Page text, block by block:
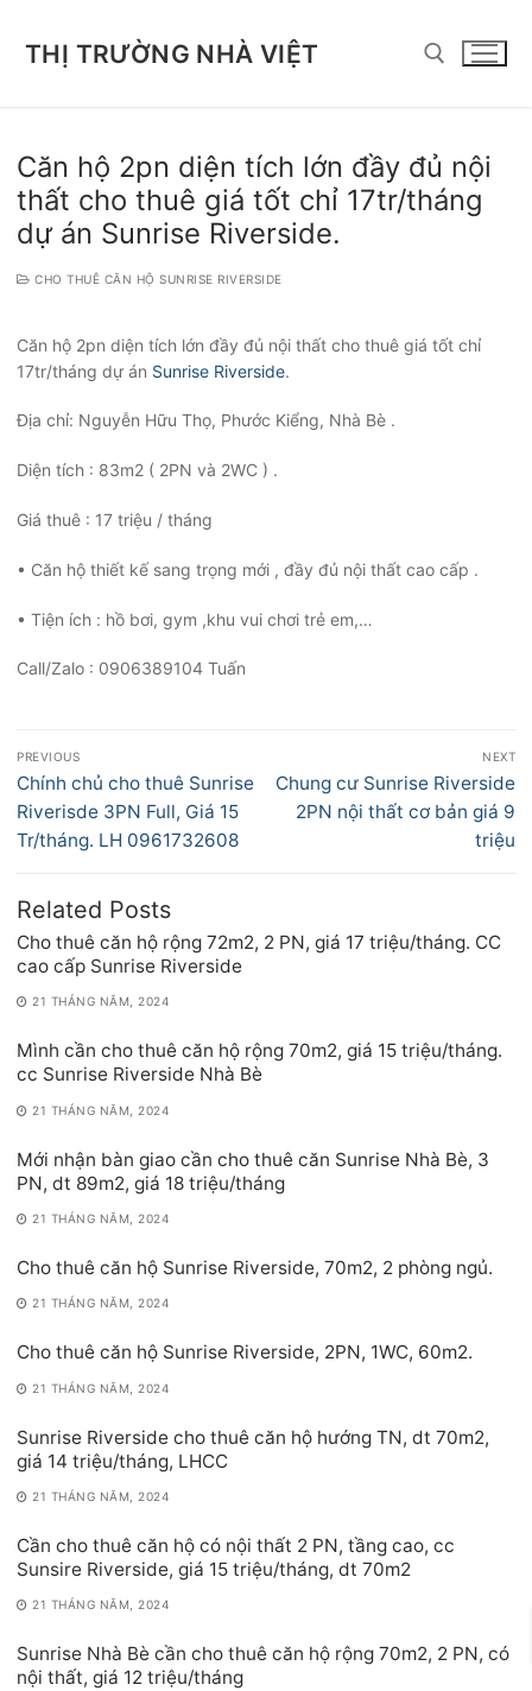
THỊ TRƯỜNG NHÀ VIỆT
Căn hộ 2pn diện tích lớn đầy đủ nội
thất cho thuê giá tốt chỉ 17tr/tháng
dự án Sunrise Riverside.
CHO THUÊ CĂN HỘ SUNRISE RIVERSIDE
Căn hộ 2pn diện tích lớn đầy đủ nội thất cho thuê giá tốt chỉ
17tr/tháng dự án Sunrise Riverside.
Địa chỉ: Nguyễn Hữu Thọ, Phước Kiểng, Nhà Bè .
Diện tích : 83m2 ( 2PN và 2WC ) .
Giá thuê : 17 triệu / tháng
• Căn hộ thiết kế sang trọng mới , đầy đủ nội thất cao cấp .
• Tiện ích : hồ bơi, gym ,khu vui chơi trẻ em,…
Call/Zalo : 0906389104 Tuấn
Điều
hướng
bài
viết
PREVIOUS
Previous
post:
Chính chủ cho thuê Sunrise
Riverisde 3PN Full, Giá 15
Tr/tháng. LH 0961732608
NEXT
Next
post:
Chung cư Sunrise Riverside
2PN nội thất cơ bản giá 9
triệu
Related Posts
Cho thuê căn hộ rộng 72m2, 2 PN, giá 17 triệu/tháng. CC
cao cấp Sunrise Riverside
21 THÁNG NĂM, 2024
Mình cần cho thuê căn hộ rộng 70m2, giá 15 triệu/tháng.
cc Sunrise Riverside Nhà Bè
21 THÁNG NĂM, 2024
Mới nhận bàn giao cần cho thuê căn Sunrise Nhà Bè, 3
PN, dt 89m2, giá 18 triệu/tháng
21 THÁNG NĂM, 2024
Cho thuê căn hộ Sunrise Riverside, 70m2, 2 phòng ngủ.
21 THÁNG NĂM, 2024
Cho thuê căn hộ Sunrise Riverside, 2PN, 1WC, 60m2.
21 THÁNG NĂM, 2024
Sunrise Riverside cho thuê căn hộ hướng TN, dt 70m2,
giá 14 triệu/tháng, LHCC
21 THÁNG NĂM, 2024
Cần cho thuê căn hộ có nội thất 2 PN, tầng cao, cc
Sunsire Riverside, giá 15 triệu/tháng, dt 70m2
21 THÁNG NĂM, 2024
Sunrise Nhà Bè cần cho thuê căn hộ rộng 70m2, 2 PN, có
nội thất, giá 12 triệu/tháng